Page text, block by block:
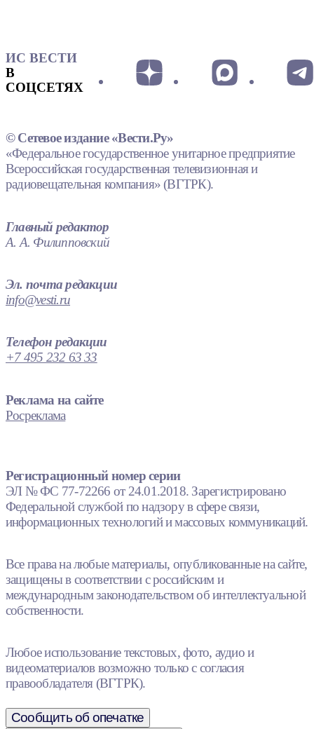
ИС ВЕСТИ
В
СОЦСЕТЯХ
© Сетевое издание «Вести.Ру»
«Федеральное государственное унитарное предприятие
Всероссийская государственная телевизионная и
радиовещательная компания» (ВГТРК).
Главный редактор
А. А. Филипповский
Эл. почта редакции
info@vesti.ru
Телефон редакции
+7 495 232 63 33
Реклама на сайте
Росреклама
Регистрационный номер серии
ЭЛ № ФС 77-72266 от 24.01.2018. Зарегистрировано
Федеральной службой по надзору в сфере связи,
информационных технологий и массовых коммуникаций.
Все права на любые материалы, опубликованные на сайте,
защищены в соответствии с российским и
международным законодательством об интеллектуальной
собственности.
Любое использование текстовых, фото, аудио и
видеоматериалов возможно только с согласия
правообладателя (ВГТРК).
Сообщить об опечатке